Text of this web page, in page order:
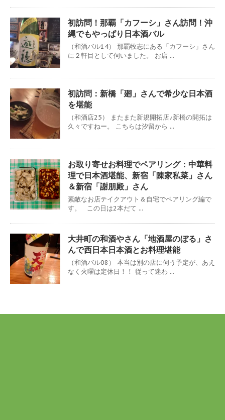
初訪問！那覇「カフーシ」さん訪問！沖
縄でもやっぱり日本酒バル
（和酒バル14） 那覇牧志にある「カフーシ」さん
に２軒目として伺いました。 お店 ...
初訪問：新橋「廻」さんで希少な日本酒
を堪能
（和酒店25） またまた新規開拓店♪新橋の開拓は
久々ですねー。 こちらは汐留から ...
お取り寄せお料理でペアリング：中華料
理で日本酒堪能、新宿「陳家私菜」さん
＆新宿「謝朋殿」さん
素敵なお店テイクアウト＆自宅でペアリング編で
す。 この日は2本だて ...
大井町の和酒やさん「地酒屋のぼる」さ
んで西日本日本酒とお料理堪能
（和酒バル08） 本当は別の店に伺う予定が、あえ
なく火曜は定休日！！ 従って迷わ ...